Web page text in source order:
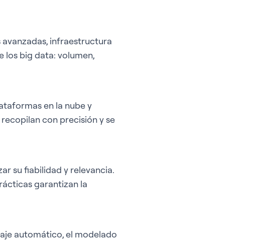
infraestructura
los big data: volumen,
en la nube y
con precisión y se
su fiabilidad y relevancia.
garantizan la
automático, el modelado